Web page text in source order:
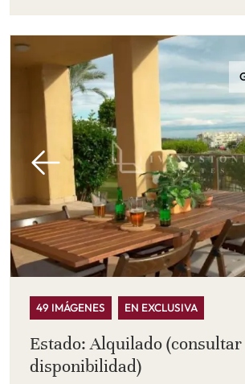
49 IMÁGENES EN EXCLUSIVA
Estado: Alquilado (consultar
disponibilidad)